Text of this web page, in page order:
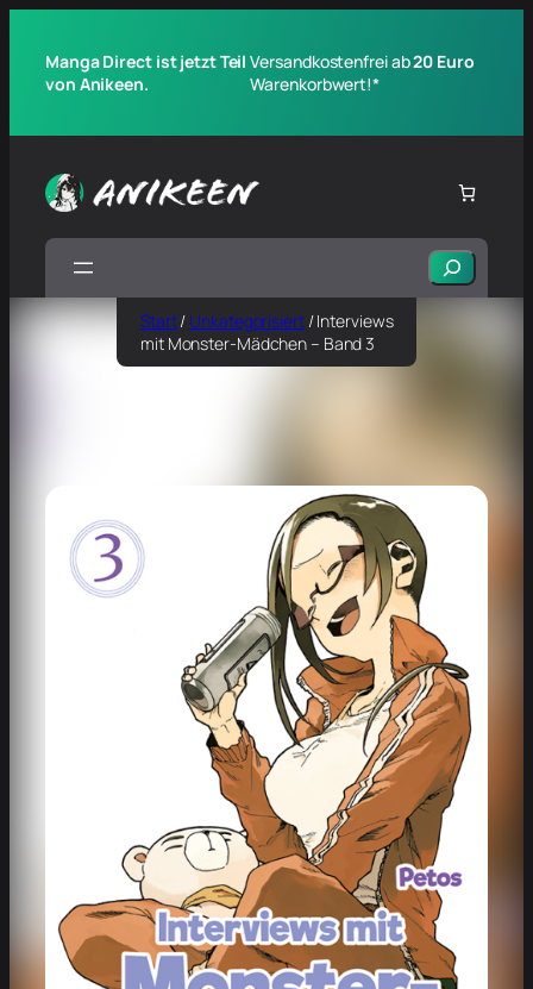
Manga Direct ist jetzt Teil
von Anikeen.
Versandkostenfrei ab20 Euro
Warenkorbwert!*
Suchen
Start/ Unkategorisiert/ Interviews
mit Monster-Mädchen – Band 3